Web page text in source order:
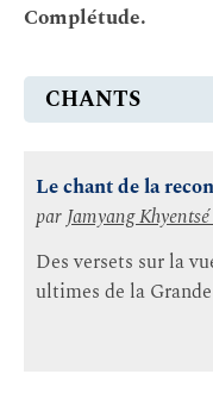
Complétude.
CHANTS
Le chant de la
parJamyang
Des versets sur la
ultimes de la